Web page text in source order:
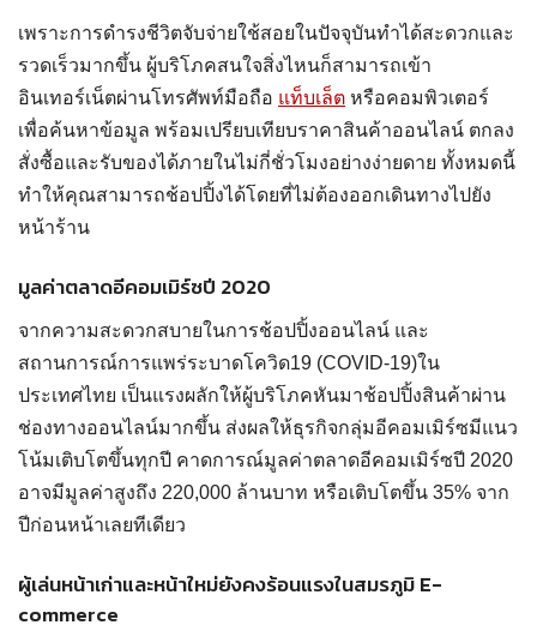
เพราะการดำรงชีวิตจับจ่ายใช้สอยในปัจจุบันทำได้สะดวกและ
รวดเร็วมากขึ้น ผู้บริโภคสนใจสิ่งไหนก็สามารถเข้า
อินเทอร์เน็ตผ่านโทรศัพท์มือถือ แท็บเล็ต หรือคอมพิวเตอร์
เพื่อค้นหาข้อมูล พร้อมเปรียบเทียบราคาสินค้าออนไลน์ ตกลง
สั่งซื้อและรับของได้ภายในไม่กี่ชั่วโมงอย่างง่ายดาย ทั้งหมดนี้
ทำให้คุณสามารถช้อปปิ้งได้โดยที่ไม่ต้องออกเดินทางไปยัง
หน้าร้าน
มูลค่าตลาดอีคอมเมิร์ซปี 2020
จากความสะดวกสบายในการช้อปปิ้งออนไลน์ และ
สถานการณ์การแพร่ระบาดโควิด19 (COVID-19)ใน
ประเทศไทย เป็นแรงผลักให้ผู้บริโภคหันมาช้อปปิ้งสินค้าผ่าน
ช่องทางออนไลน์มากขึ้น ส่งผลให้ธุรกิจกลุ่มอีคอมเมิร์ซมีแนว
โน้มเติบโตขึ้นทุกปี คาดการณ์มูลค่าตลาดอีคอมเมิร์ซปี 2020
อาจมีมูลค่าสูงถึง 220,000 ล้านบาท หรือเติบโตขึ้น 35% จาก
ปีก่อนหน้าเลยทีเดียว
ผู้เล่นหน้าเก่าและหน้าใหม่ยังคงร้อนแรงในสมรภูมิ E-
commerce